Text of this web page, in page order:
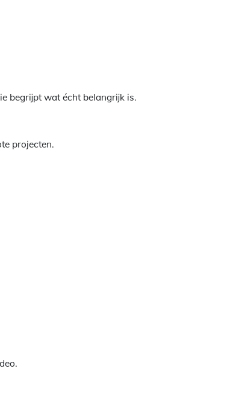
begrijpt wat écht belangrijk is.
projecten.